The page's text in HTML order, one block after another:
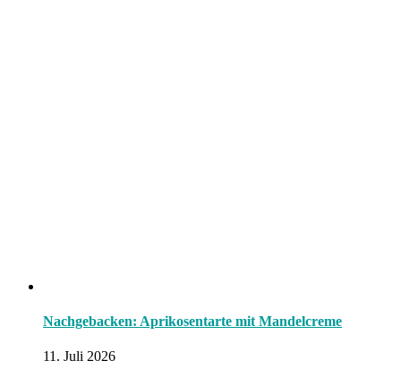
Nachgebacken: Aprikosentarte mit Mandelcreme
11. Juli 2026